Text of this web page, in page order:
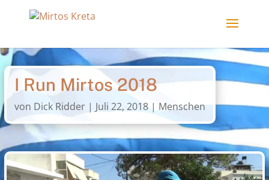
I Run Mirtos 2018
von Dick Ridder| Juli 22, 2018| Menschen